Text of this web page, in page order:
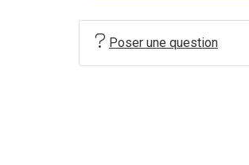
Poser une question